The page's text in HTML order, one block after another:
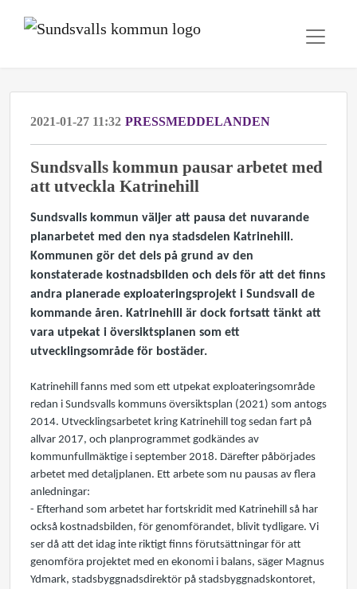
2021-01-27 11:32 PRESSMEDDELANDEN
Sundsvalls kommun pausar arbetet med
att utveckla Katrinehill
Sundsvalls kommun väljer att pausa det nuvarande
planarbetet med den nya stadsdelen Katrinehill.
Kommunen gör det dels på grund av den
konstaterade kostnadsbilden och dels för att det finns
andra planerade exploateringsprojekt i Sundsvall de
kommande åren. Katrinehill är dock fortsatt tänkt att
vara utpekat i översiktsplanen som ett
utvecklingsområde för bostäder.
Katrinehill fanns med som ett utpekat exploateringsområde
redan i Sundsvalls kommuns översiktsplan (2021) som antogs
2014. Utvecklingsarbetet kring Katrinehill tog sedan fart på
allvar 2017, och planprogrammet godkändes av
kommunfullmäktige i september 2018. Därefter påbörjades
arbetet med detaljplanen. Ett arbete som nu pausas av flera
anledningar:
- Efterhand som arbetet har fortskridit med Katrinehill så har
också kostnadsbilden, för genomförandet, blivit tydligare. Vi
ser då att det idag inte riktigt finns förutsättningar för att
genomföra projektet med en ekonomi i balans, säger Magnus
Ydmark, stadsbyggnadsdirektör på stadsbyggnadskontoret,